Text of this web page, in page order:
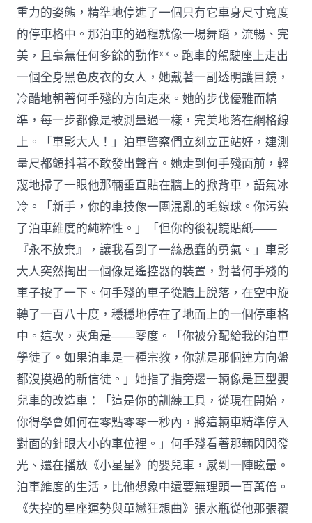
重力的姿態，精準地停進了一個只有它車身尺寸寬度
的停車格中。那泊車的過程就像一場舞蹈，流暢、完
美，且毫無任何多餘的動作**。跑車的駕駛座上走出
一個全身黑色皮衣的女人，她戴著一副透明護目鏡，
冷酷地朝著何手殘的方向走來。她的步伐優雅而精
準，每一步都像是被測量過一樣，完美地落在網格線
上。「車影大人！」泊車警察們立刻立正站好，連測
量尺都顫抖著不敢發出聲音。她走到何手殘面前，輕
蔑地掃了一眼他那輛垂直貼在牆上的掀背車，語氣冰
冷。「新手，你的車技像一團混亂的毛線球。你污染
了泊車維度的純粹性。」「但你的後視鏡貼紙——
『永不放棄』，讓我看到了一絲愚蠢的勇氣。」車影
大人突然掏出一個像是遙控器的裝置，對著何手殘的
車子按了一下。何手殘的車子從牆上脫落，在空中旋
轉了一百八十度，穩穩地停在了地面上的一個停車格
中。這次，夾角是——零度。「你被分配給我的泊車
學徒了。如果泊車是一種宗教，你就是那個連方向盤
都沒摸過的新信徒。」她指了指旁邊一輛像是巨型嬰
兒車的改造車：「這是你的訓練工具，從現在開始，
你得學會如何在零點零零一秒內，將這輛車精準停入
對面的針眼大小的車位裡。」何手殘看著那輛閃閃發
光、還在播放《小星星》的嬰兒車，感到一陣眩暈。
泊車維度的生活，比他想象中還要無理頭一百萬倍。
《失控的星座運勢與單戀狂想曲》張水瓶從他那張覆